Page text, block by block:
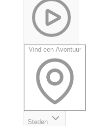
Vind een Avontuur
Steden